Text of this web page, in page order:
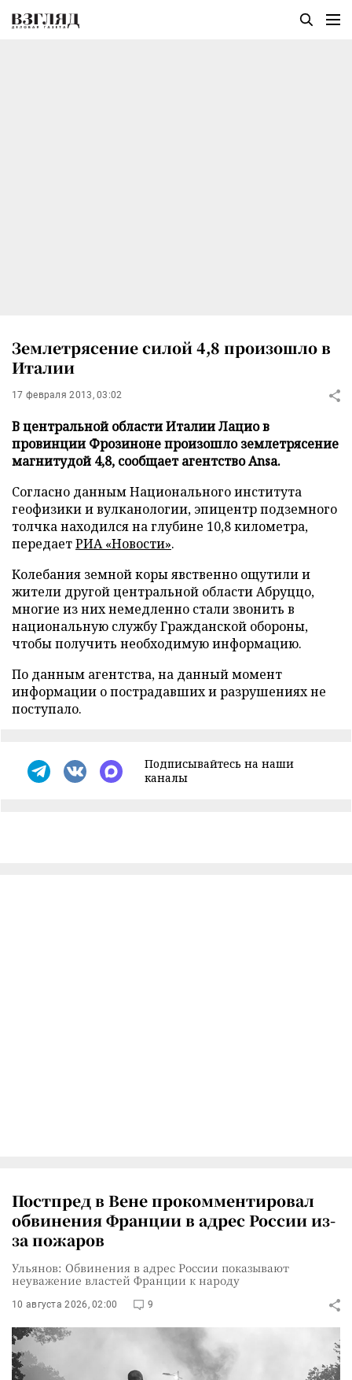
Землетрясение силой 4,8 произошло в
Италии
17 февраля 2013, 03:02
В центральной области Италии Лацио в
провинции Фрозиноне произошло землетрясение
магнитудой 4,8, сообщает агентство Ansa.
Согласно данным Национального института
геофизики и вулканологии, эпицентр подземного
толчка находился на глубине 10,8 километра,
передаетРИА «Новости».
Колебания земной коры явственно ощутили и
жители другой центральной области Абруццо,
многие из них немедленно стали звонить в
национальную службу Гражданской обороны,
чтобы получить необходимую информацию.
По данным агентства, на данный момент
информации о пострадавших и разрушениях не
поступало.
Подписывайтесь на наши
каналы
Постпред в Вене прокомментировал
обвинения Франции в адрес России из-
за пожаров
Ульянов: Обвинения в адрес России показывают
неуважение властей Франции к народу
10 августа 2026, 02:00 9